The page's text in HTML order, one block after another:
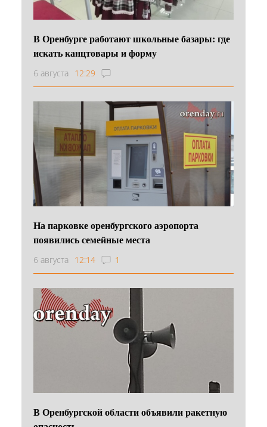
В Оренбурге работают школьные базары: где
искать канцтовары и форму
6 августа 12:29
На парковке оренбургского аэропорта
появились семейные места
6 августа 12:14 1
В Оренбургской области объявили ракетную